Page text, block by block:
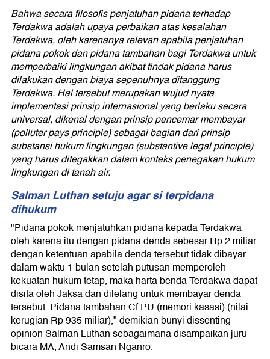
Bahwa secara filosofis penjatuhan pidana terhadap
Terdakwa adalah upaya perbaikan atas kesalahan
Terdakwa, oleh karenanya relevan apabila penjatuhan
pidana pokok dan pidana tambahan bagi Terdakwa untuk
memperbaiki lingkungan akibat tindak pidana harus
dilakukan dengan biaya sepenuhnya ditanggung
Terdakwa. Hal tersebut merupakan wujud nyata
implementasi prinsip internasional yang berlaku secara
universal, dikenal dengan prinsip pencemar membayar
(polluter pays principle) sebagai bagian dari prinsip
substansi hukum lingkungan (substantive legal principle)
yang harus ditegakkan dalam konteks penegakan hukum
lingkungan di tanah air.
Salman Luthan setuju agar si terpidana
dihukum
"Pidana pokok menjatuhkan pidana kepada Terdakwa
oleh karena itu dengan pidana denda sebesar Rp 2 miliar
dengan ketentuan apabila denda tersebut tidak dibayar
dalam waktu 1 bulan setelah putusan memperoleh
kekuatan hukum tetap, maka harta benda Terdakwa dapat
disita oleh Jaksa dan dilelang untuk membayar denda
tersebut. Pidana tambahan Cf PU (memori kasasi) (nilai
kerugian Rp 935 miliar)," demikian bunyi dissenting
opinion Salman Luthan sebagaimana disampaikan juru
bicara MA, Andi Samsan Nganro.